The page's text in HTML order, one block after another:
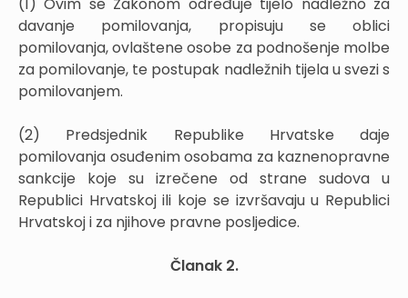
davanje pomilovanja, propisuju se oblici
pomilovanja, ovlaštene osobe za podnošenje molbe
za pomilovanje, te postupak nadležnih tijela u svezi s
pomilovanjem.
(2) Predsjednik Republike Hrvatske daje
pomilovanja osuđenim osobama za kaznenopravne
sankcije koje su izrečene od strane sudova u
Republici Hrvatskoj ili koje se izvršavaju u Republici
Hrvatskoj i za njihove pravne posljedice.
Članak 2.